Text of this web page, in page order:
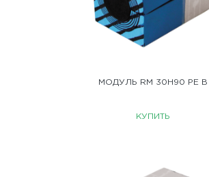
МОДУЛЬ RM 30H90 PE B
КУПИТЬ